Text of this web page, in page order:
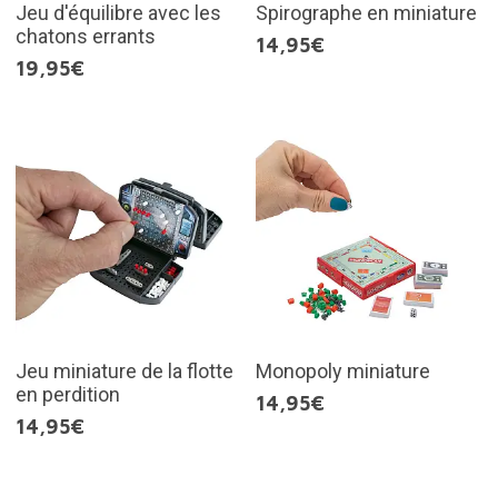
Jeu d'équilibre avec les
chatons errants
19,95€
Spirographe en miniature
14,95€
Jeu miniature de la flotte
en perdition
14,95€
Monopoly miniature
14,95€